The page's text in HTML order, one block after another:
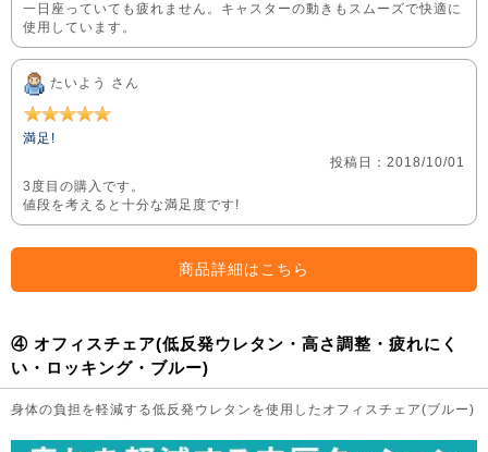
一日座っていても疲れません。キャスターの動きもスムーズで快適に
使用しています。
たいよう さん
満足!
投稿日：2018/10/01
3度目の購入です。
値段を考えると十分な満足度です!
商品詳細はこちら
④ オフィスチェア(低反発ウレタン・高さ調整・疲れにく
い・ロッキング・ブルー)
身体の負担を軽減する低反発ウレタンを使用したオフィスチェア(ブルー)